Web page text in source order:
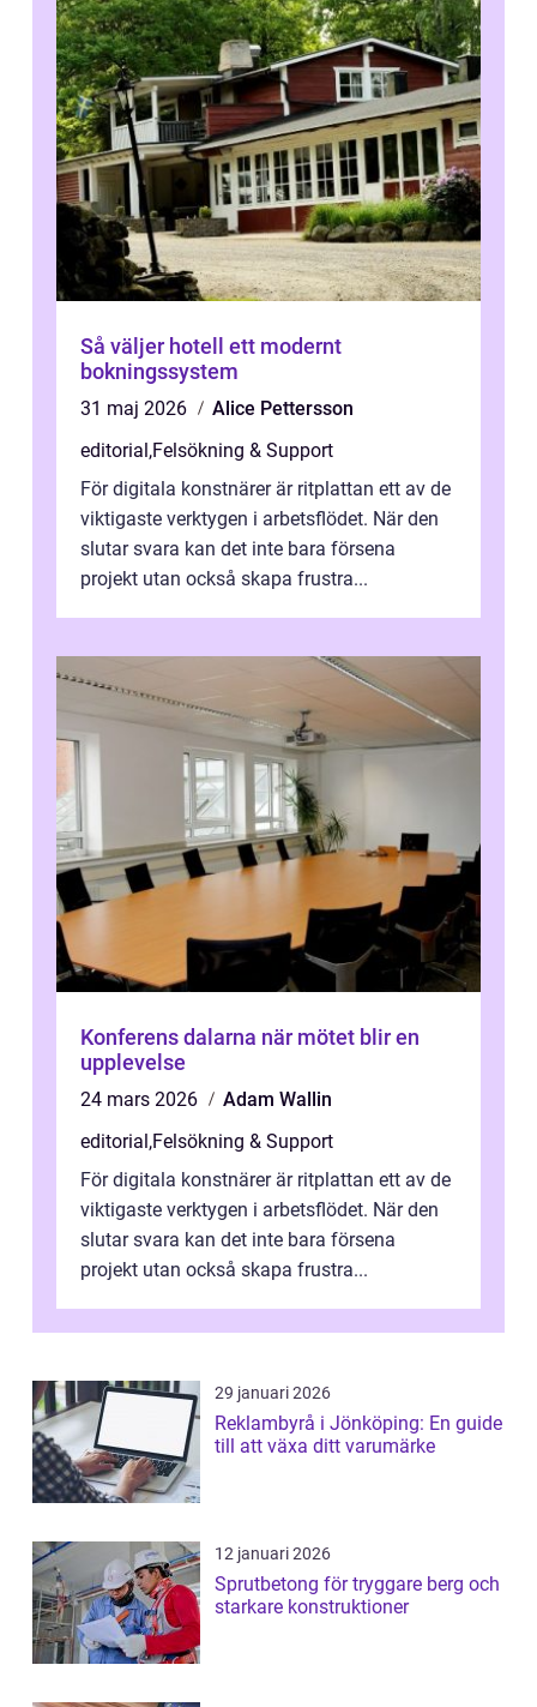
Så väljer hotell ett modernt
bokningssystem
31 maj 2026
Alice Pettersson
editorial,Felsökning & Support
För digitala konstnärer är ritplattan ett av de
viktigaste verktygen i arbetsflödet. När den
slutar svara kan det inte bara försena
projekt utan också skapa frustra...
Konferens dalarna när mötet blir en
upplevelse
24 mars 2026
Adam Wallin
editorial,Felsökning & Support
För digitala konstnärer är ritplattan ett av de
viktigaste verktygen i arbetsflödet. När den
slutar svara kan det inte bara försena
projekt utan också skapa frustra...
29 januari 2026
Reklambyrå i Jönköping: En guide
till att växa ditt varumärke
12 januari 2026
Sprutbetong för tryggare berg och
starkare konstruktioner